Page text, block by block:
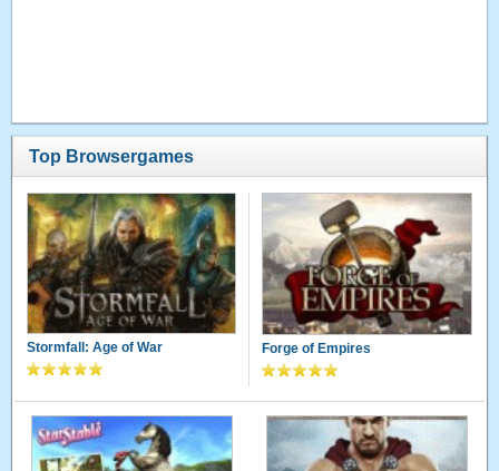
Top Browsergames
Stormfall: Age of War Forge of Empires